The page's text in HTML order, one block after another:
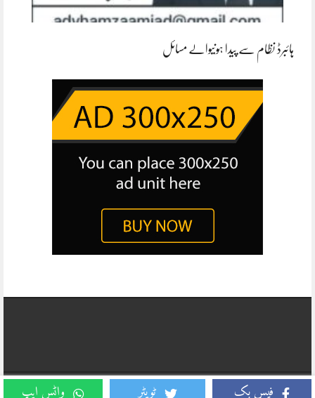
فیس بک ٹویٹر واٹس ایپ
ہائبرڈ نظام سے پیدا ہونیوالے مسائل
Copyright © 2026, Daily Business Report All Rights Reserved. Website